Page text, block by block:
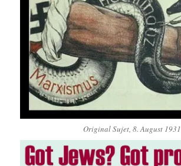
Original Sujet, 8. August 1931